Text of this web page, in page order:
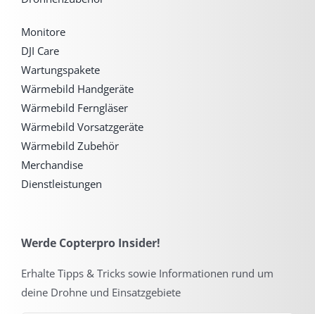
Monitore
DJI Care
Wartungspakete
Wärmebild Handgeräte
Wärmebild Ferngläser
Wärmebild Vorsatzgeräte
Wärmebild Zubehör
Merchandise
Dienstleistungen
Werde Copterpro Insider!
Erhalte Tipps & Tricks sowie Informationen rund um
deine Drohne und Einsatzgebiete